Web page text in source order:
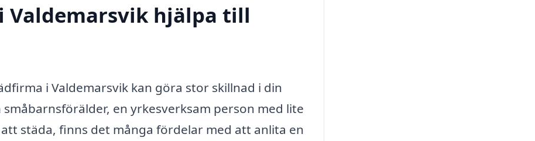
Valdemarsvik hjälpa till
i Valdemarsvik kan göra stor skillnad i din
en yrkesverksam person med lite
städa, finns det många fördelar med att anlita en